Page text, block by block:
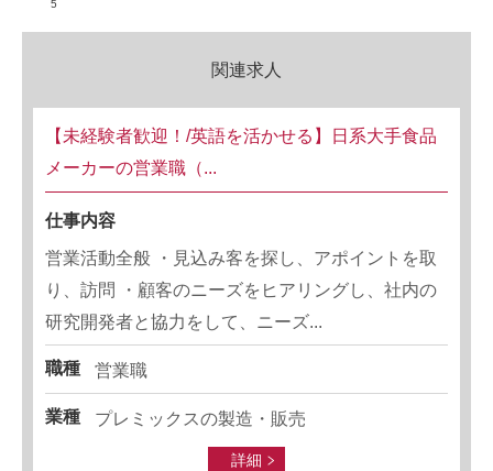
5
関連求人
【未経験者歓迎！/英語を活かせる】日系大手食品
メーカーの営業職（...
仕事内容
営業活動全般 ・見込み客を探し、アポイントを取
り、訪問 ・顧客のニーズをヒアリングし、社内の
研究開発者と協力をして、ニーズ...
職種 営業職
業種 プレミックスの製造・販売
詳細